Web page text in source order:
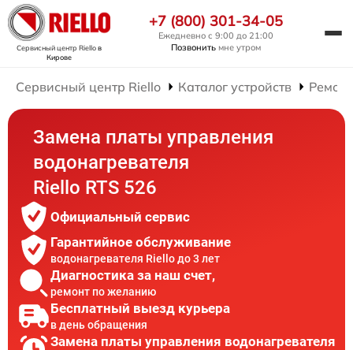
Сервисный центр Rielloв
Кирове
+7 (800) 301-34-05
Ежедневно с 9:00 до 21:00
Позвонить мне утром
Сервисный центр Riello Каталог устройств
Замена платы управления
водонагревателя
Riello RTS 526
Официальный сервис
Гарантийное обслуживание
водонагревателя Riello до 3 лет
Диагностика за наш счет,
ремонт по желанию
Бесплатный выезд курьера
в день обращения
Замена платы управления водонагревателя